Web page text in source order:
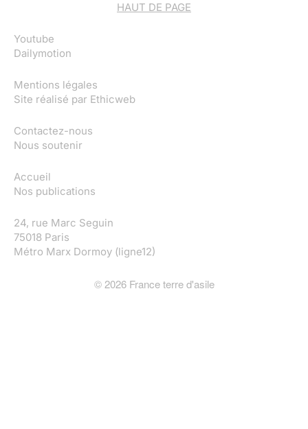
HAUT DE PAGE
Youtube
Dailymotion
Mentions légales
Site réalisé par Ethicweb
Contactez-nous
Nous soutenir
Accueil
Nos publications
24, rue Marc Seguin
75018 Paris
Métro Marx Dormoy (ligne12)
©2026France terre d'asile